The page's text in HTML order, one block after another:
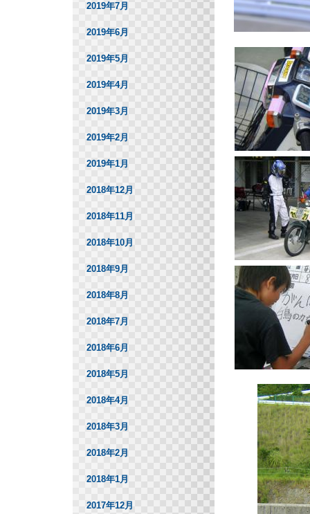
2019年7月
2019年6月
2019年5月
2019年4月
2019年3月
2019年2月
2019年1月
2018年12月
2018年11月
2018年10月
2018年9月
2018年8月
2018年7月
2018年6月
2018年5月
2018年4月
2018年3月
2018年2月
2018年1月
2017年12月